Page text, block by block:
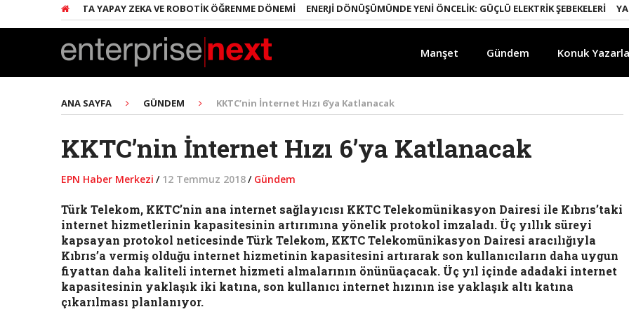
EMLAKTA YAPAY ZEKA VE ROBOTIK ÖĞRENME DÖNEMI ENERJI DÖNÜŞÜMÜNDE YENI ÖNCELIK: GÜÇLÜ ELEKTRIK ŞEBEKELERI YAPAY
Manşet Gündem Konuk
ANA SAYFA GÜNDEM KKTC’nin İnternet Hızı 6’ya Katlanacak
KKTC’nin İnternet Hızı 6’ya Katlanacak
EPN Haber Merkezi / 12 Temmuz 2018/ Gündem
Türk Telekom, KKTC’nin ana internet sağlayıcısı KKTC Telekomünikasyon Dairesi ile Kıbrıs’taki
internet hizmetlerinin kapasitesinin artırımına yönelik protokol imzaladı. Üç yıllık süreyi
kapsayan protokol neticesinde Türk Telekom, KKTC Telekomünikasyon Dairesi aracılığıyla
Kıbrıs’a vermiş olduğu internet hizmetinin kapasitesini artırarak son kullanıcıların daha uygun
fiyattan daha kaliteli internet hizmeti almalarının önünüaçacak. Üç yıl içinde adadaki internet
kapasitesinin yaklaşık iki katına, son kullanıcı internet hızının ise yaklaşık altı katına
çıkarılması planlanıyor.